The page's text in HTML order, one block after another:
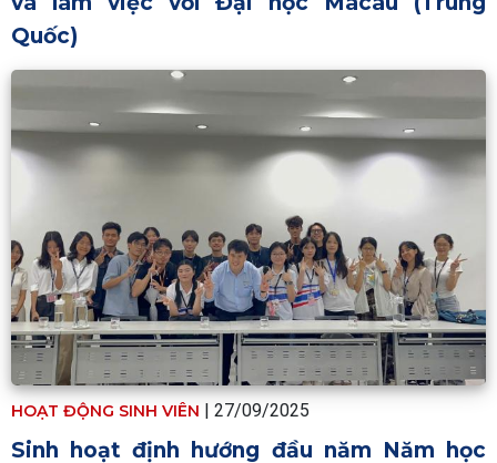
Quốc)
HOẠT ĐỘNG SINH VIÊN | 27/09/2025
Sinh hoạt định hướng đầu năm Năm học